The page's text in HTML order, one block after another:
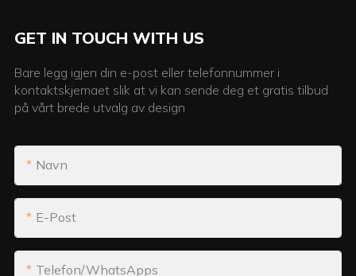
GET IN TOUCH WITH US
Bare legg igjen din e-post eller telefonnummer i
kontaktskjemaet slik at vi kan sende deg et gratis tilbud
på vårt brede utvalg av design
Navn
E-Post
Telefon/WhatsApps